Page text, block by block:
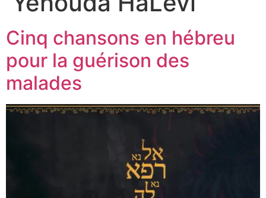
Cinq chansons en hébreu
pour la guérison des
malades